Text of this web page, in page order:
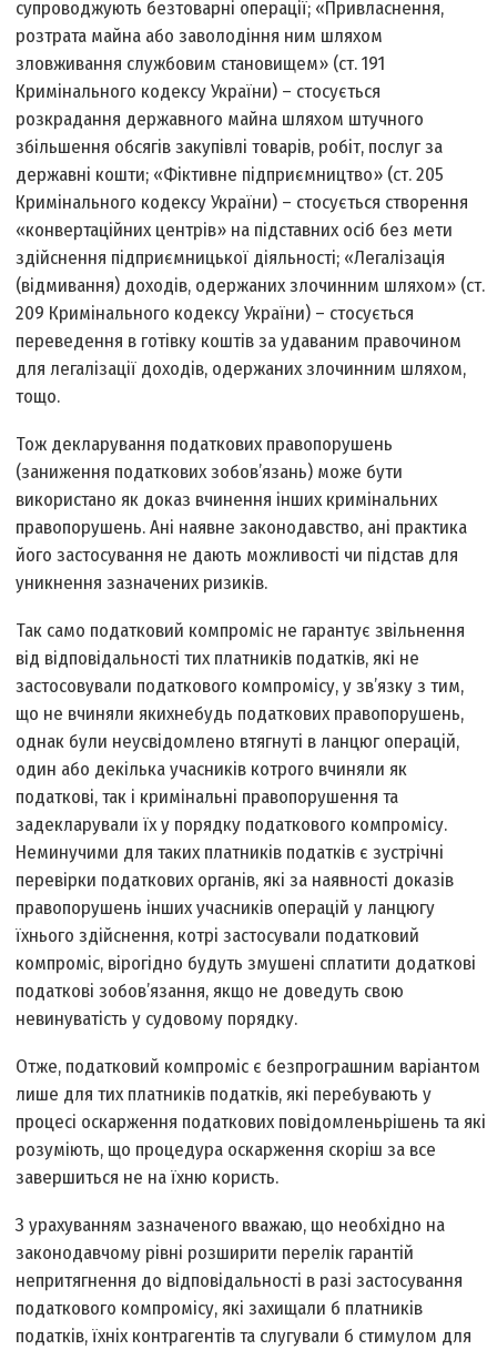
супроводжують безтоварні операції; «Привласнення,
розтрата майна або заволодіння ним шляхом
зловживання службовим становищем» (ст. 191
Кримінального кодексу України) – стосується
розкрадання державного майна шляхом штучного
збільшення обсягів закупівлі товарів, робіт, послуг за
державні кошти; «Фіктивне підприємництво» (ст. 205
Кримінального кодексу України) – стосується створення
«конвертаційних центрів» на підставних осіб без мети
здійснення підприємницької діяльності; «Легалізація
(відмивання) доходів, одержаних злочинним шляхом» (ст.
209 Кримінального кодексу України) – стосується
переведення в готівку коштів за удаваним правочином
для легалізації доходів, одержаних злочинним шляхом,
тощо.
Тож декларування податкових правопорушень
(заниження податкових зобов’язань) може бути
використано як доказ вчинення інших кримінальних
правопорушень. Ані наявне законодавство, ані практика
його застосування не дають можливості чи підстав для
уникнення зазначених ризиків.
Так само податковий компроміс не гарантує звільнення
від відповідальності тих платників податків, які не
застосовували податкового компромісу, у зв’язку з тим,
що не вчиняли яких­небудь податкових правопорушень,
однак були неусвідомлено втягнуті в ланцюг операцій,
один або декілька учасників котрого вчиняли як
податкові, так і кримінальні правопорушення та
задекларували їх у порядку податкового компромісу.
Неминучими для таких платників податків є зустрічні
перевірки податкових органів, які за наявності доказів
правопорушень інших учасників операцій у ланцюгу
їхнього здійснення, котрі застосували податковий
компроміс, вірогідно будуть змушені сплатити додаткові
податкові зобов’язання, якщо не доведуть свою
невинуватість у судовому порядку.
Отже, податковий компроміс є безпрограшним варіантом
лише для тих платників податків, які перебувають у
процесі оскарження податкових повідомлень­рішень та які
розуміють, що процедура оскарження скоріш за все
завершиться не на їхню користь.
З урахуванням зазначеного вважаю, що необхідно на
законодавчому рівні розширити перелік гарантій
непритягнення до відповідальності в разі застосування
податкового компромісу, які захищали б платників
податків, їхніх контрагентів та слугували б стимулом для